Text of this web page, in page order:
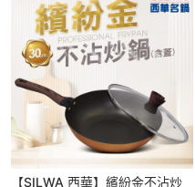
【SILWA 西華】繽紛金不沾炒